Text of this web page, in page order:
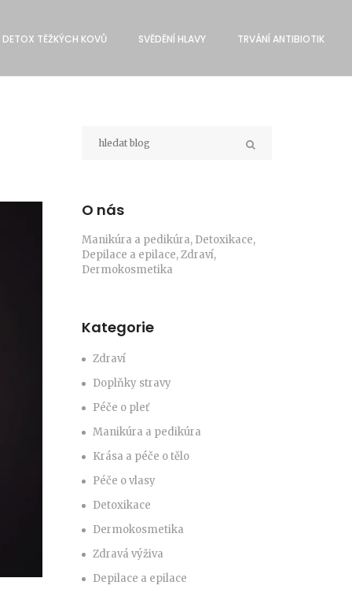
DETOX TĚŽKÝCH KOVŮ SVĔDĚNÍ HLAVY TRVÁNÍ ANTIBIOTIK
O nás
Manikúra a pedikúra, Detoxikace,
Depilace a epilace, Zdraví,
Dermokosmetika
Kategorie
Zdraví
Doplňky stravy
Péče o pleť
Manikúra a pedikúra
Krása a péče o tělo
Péče o vlasy
Detoxikace
Dermokosmetika
Zdravá výživa
Depilace a epilace